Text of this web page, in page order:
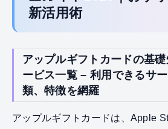
新活用術
アップルギフトカードの基
ービス一覧 – 利用できるサ
類、特徴を網羅
アップルギフトカードは、Apple